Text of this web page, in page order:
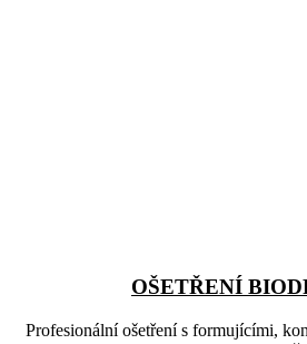
OŠETŘENÍ
Profesionální ošetření s formujícími,